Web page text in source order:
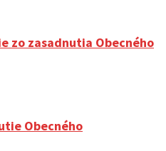
zo zasadnutia Obecného
Obecného